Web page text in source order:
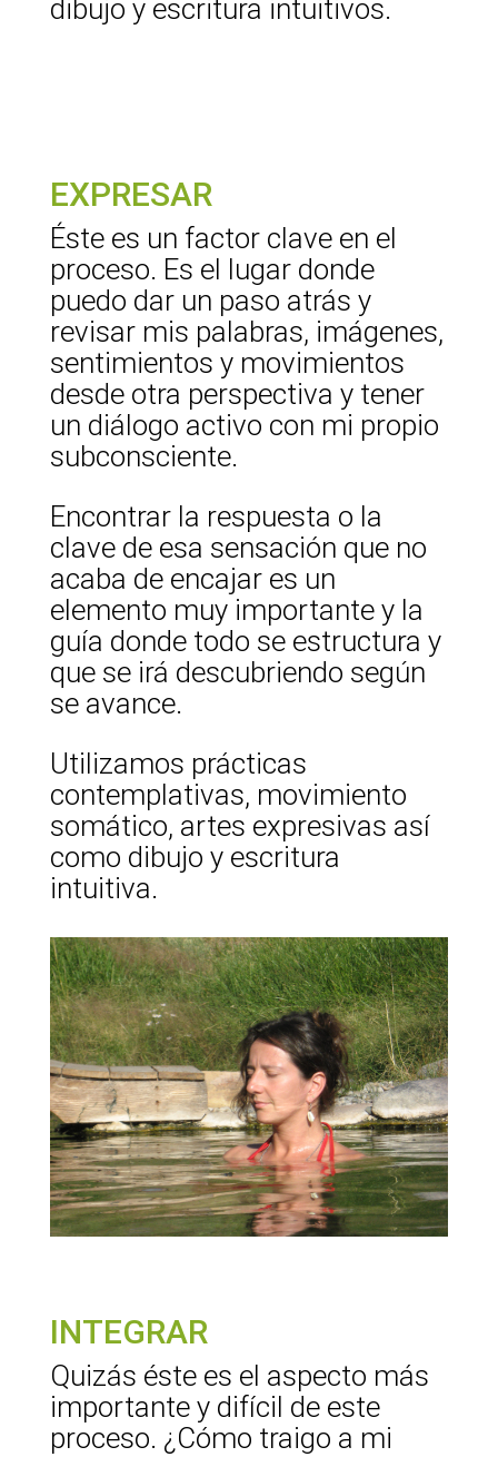
dibujo y escritura intuitivos.
EXPRESAR
Éste es un factor clave en el
proceso. Es el lugar donde
puedo dar un paso atrás y
revisar mis palabras, imágenes,
sentimientos y movimientos
desde otra perspectiva y tener
un diálogo activo con mi propio
subconsciente.
Encontrar la respuesta o la
clave de esa sensación que no
acaba de encajar es un
elemento muy importante y la
guía donde todo se estructura y
que se irá descubriendo según
se avance.
Utilizamos prácticas
contemplativas, movimiento
somático, artes expresivas así
como dibujo y escritura
intuitiva.
INTEGRAR
Quizás éste es el aspecto más
importante y difícil de este
proceso. ¿Cómo traigo a mi